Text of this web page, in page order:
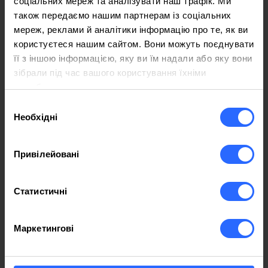
також передаємо нашим партнерам із соціальних
мереж, реклами й аналітики інформацію про те, як ви
користуєтеся нашим сайтом. Вони можуть поєднувати
її з іншою інформацією, яку ви їм надали або яку вони
зібрали під час вашого користування їхніми
службами.
згоди
Необхідні
Привілейовані
Статистичні
Маркетингові
Безкоштовна міграція (до 5 сайтів)
Підтримка HTTP/2, HTTP/3
Версії PHP: від 5.6 до 8.3
Встановіть версію PHP для кожного домену
IonCube PHP Loader
сертифікатів
Підтримка htaccess